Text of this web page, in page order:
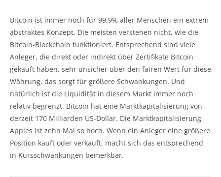
Bitcoin ist immer noch für 99,9% aller Menschen ein extrem
abstraktes Konzept. Die meisten verstehen nicht, wie die
Bitcoin-Blockchain funktioniert. Entsprechend sind viele
Anleger, die direkt oder indirekt über Zertifikate Bitcoin
gekauft haben, sehr unsicher über den fairen Wert für diese
Währung, das sorgt für größere Schwankungen. Und
natürlich ist die Liquidität in diesem Markt immer noch
relativ begrenzt. Bitcoin hat eine Marktkapitalisierung von
derzeit 170 Milliarden US-Dollar. Die Marktkapitalisierung
Apples ist zehn Mal so hoch. Wenn ein Anleger eine größere
Position kauft oder verkauft, macht sich das entsprechend
in Kursschwankungen bemerkbar.